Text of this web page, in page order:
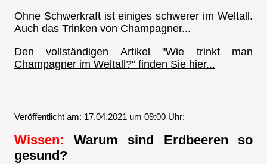
Ohne Schwerkraft ist einiges schwerer im Weltall.
Auch das Trinken von Champagner...
Den vollständigen Artikel "Wie trinkt man
Champagner im Weltall?" finden Sie hier...
Veröffentlicht am: 17.04.2021 um 09:00 Uhr:
Wissen: Warum sind Erdbeeren so
gesund?